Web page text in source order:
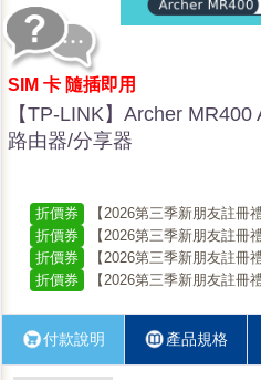
SIM 卡 隨插即用
【TP-LINK】Archer
路由器/分享器
折價券
【2026第三季新朋友註冊
折價券
【2026第三季新朋友註冊
折價券
【2026第三季新朋友註冊
折價券
【2026第三季新朋友註冊
付款說明 產品規格